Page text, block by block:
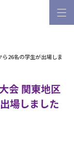
26名の学生が出場しま
会 関東地区
場しました